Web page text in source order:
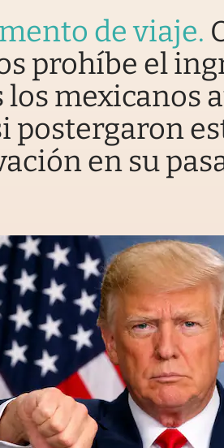
de viaje.
prohíbe el
los mexicanos
postergaron
en su